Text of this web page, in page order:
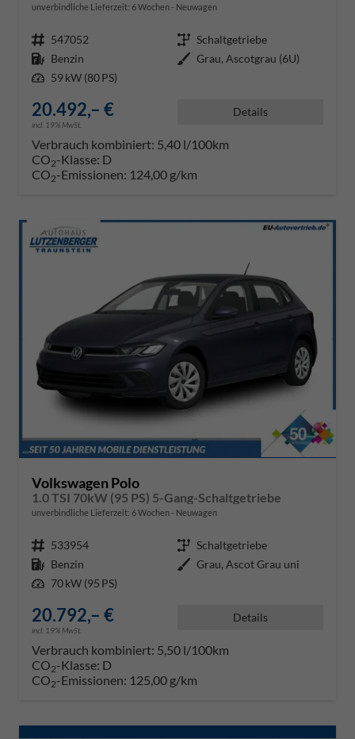
unverbindliche Lieferzeit: 6 Wochen Neuwagen
Fahrzeugnr. 547052 Getriebe Schaltgetriebe
Kraftstoff Benzin Außenfarbe Grau, Ascotgrau (6U)
Leistung 59 kW (80 PS)
20.492,– €
incl. 19% MwSt.
Details
Verbrauch kombiniert: 5,40 l/100km
CO2-Klasse: D
CO2-Emissionen: 124,00 g/km
Volkswagen Polo
1.0 TSI 70kW (95 PS) 5-Gang-Schaltgetriebe
unverbindliche Lieferzeit: 6 Wochen Neuwagen
Fahrzeugnr. 533954 Getriebe Schaltgetriebe
Kraftstoff Benzin Außenfarbe Grau, Ascot Grau uni
Leistung 70 kW (95 PS)
20.792,– €
incl. 19% MwSt.
Details
Verbrauch kombiniert: 5,50 l/100km
CO2-Klasse: D
CO2-Emissionen: 125,00 g/km